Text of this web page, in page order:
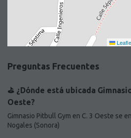
Preguntas Frecuentes
⛳️ ¿Dónde está ubicada
Oeste?
Gimnasio Pitbull Gym en C. 3 Oeste se
Nogales (Sonora)